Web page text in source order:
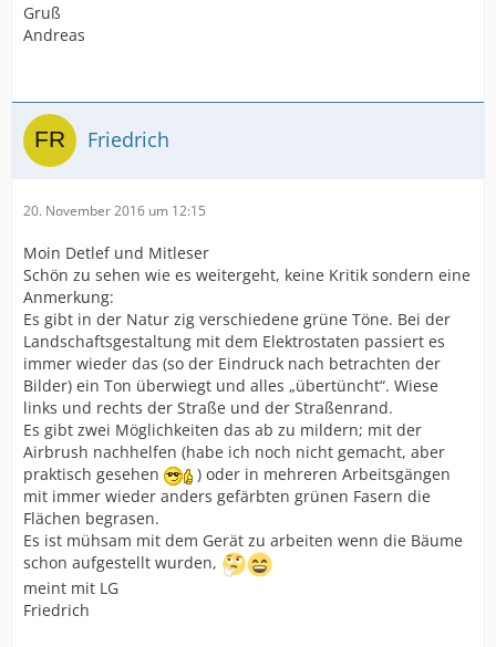
Gruß
Andreas
Friedrich
20. November 2016 um 12:15
Moin Detlef und Mitleser
Schön zu sehen wie es weitergeht, keine Kritik sondern eine
Anmerkung:
Es gibt in der Natur zig verschiedene grüne Töne. Bei der
Landschaftsgestaltung mit dem Elektrostaten passiert es
immer wieder das (so der Eindruck nach betrachten der
Bilder) ein Ton überwiegt und alles „übertüncht“. Wiese
links und rechts der Straße und der Straßenrand.
Es gibt zwei Möglichkeiten das ab zu mildern; mit der
Airbrush nachhelfen (habe ich noch nicht gemacht, aber
praktisch gesehen
) oder in mehreren Arbeitsgängen
mit immer wieder anders gefärbten grünen Fasern die
Flächen begrasen.
Es ist mühsam mit dem Gerät zu arbeiten wenn die Bäume
schon aufgestellt wurden,
meint mit LG
Friedrich